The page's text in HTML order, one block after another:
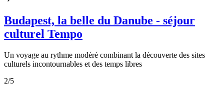
Budapest, la belle du Danube - séjour
culturel Tempo
Un voyage au rythme modéré combinant la découverte des sites
culturels incontournables et des temps libres
2/5